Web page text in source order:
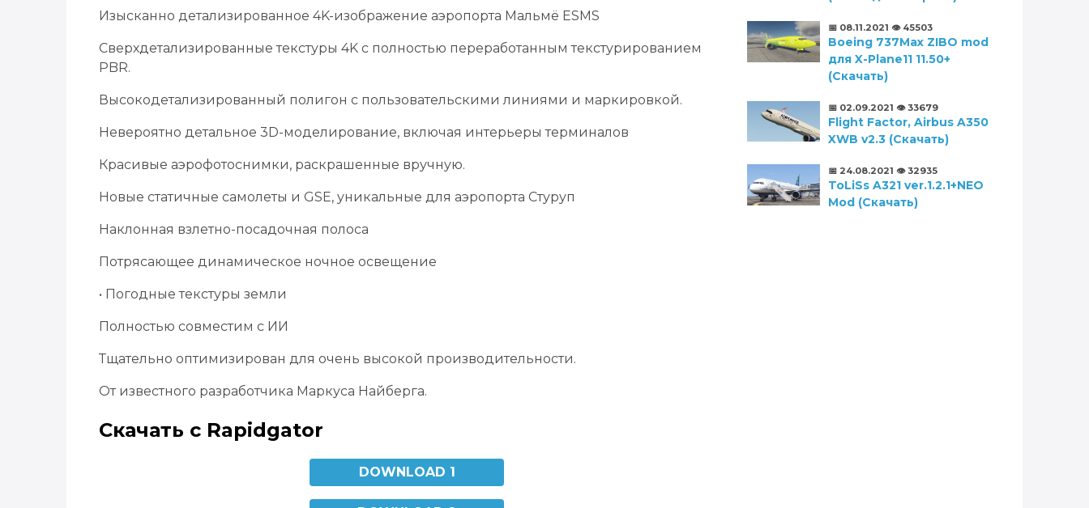
Изысканно детализированное 4K-изображение аэропорта Мальмё ESMS
Сверхдетализированные текстуры 4K с полностью переработанным текстурированием
PBR.
Высокодетализированный полигон с пользовательскими линиями и маркировкой.
Невероятно детальное 3D-моделирование, включая интерьеры терминалов
Красивые аэрофотоснимки, раскрашенные вручную.
Новые статичные самолеты и GSE, уникальные для аэропорта Стуруп
Наклонная взлетно-посадочная полоса
Потрясающее динамическое ночное освещение
• Погодные текстуры земли
Полностью совместим с ИИ
Тщательно оптимизирован для очень высокой производительности.
От известного разработчика Маркуса Найберга.
Скачать с Rapidgator
DOWNLOAD 1
📅 08.11.2021 👁️ 45503
Boeing 737Max ZIBO mod
для X-Plane11 11.50+
(Скачать)
📅 02.09.2021 👁️ 33679
Flight Factor, Airbus A350
XWB v2.3 (Скачать)
📅 24.08.2021 👁️ 32935
ToLiSs A321 ver.1.2.1+NEO
Mod (Скачать)